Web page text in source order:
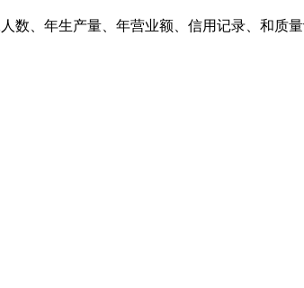
数、年生产量、年营业额、信用记录、和质